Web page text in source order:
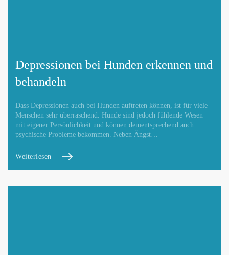
Depressionen bei Hunden erkennen und
behandeln
Dass Depressionen auch bei Hunden auftreten können, ist für viele
Menschen sehr überraschend. Hunde sind jedoch fühlende Wesen
mit eigener Persönlichkeit und können dementsprechend auch
psychische Probleme bekommen. Neben Ängst…
Weiterlesen